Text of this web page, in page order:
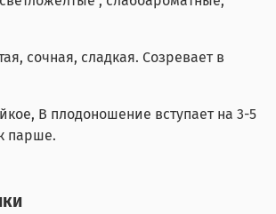
сочная, сладкая. Созревает в
В плодоношение вступает на 3-5
парше.